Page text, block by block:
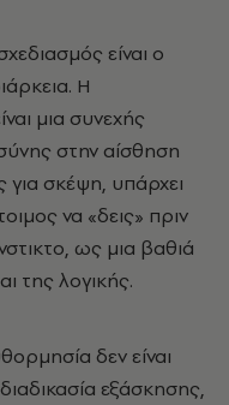
είναι ο
Η
μια συνεχής
στην αίσθηση
για σκέψη, υπάρχει
να «δεις» πριν
ως μια βαθιά
της λογικής.
δεν είναι
εξάσκησης,